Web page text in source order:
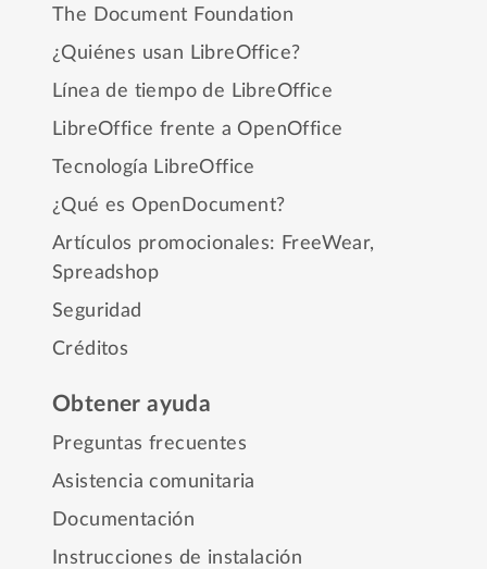
The Document Foundation
¿Quiénes usan LibreOffice?
Línea de tiempo de LibreOffice
LibreOffice frente a OpenOffice
Tecnología LibreOffice
¿Qué es OpenDocument?
Artículos promocionales: FreeWear,
Spreadshop
Seguridad
Créditos
Obtener ayuda
Preguntas frecuentes
Asistencia comunitaria
Documentación
Instrucciones de instalación